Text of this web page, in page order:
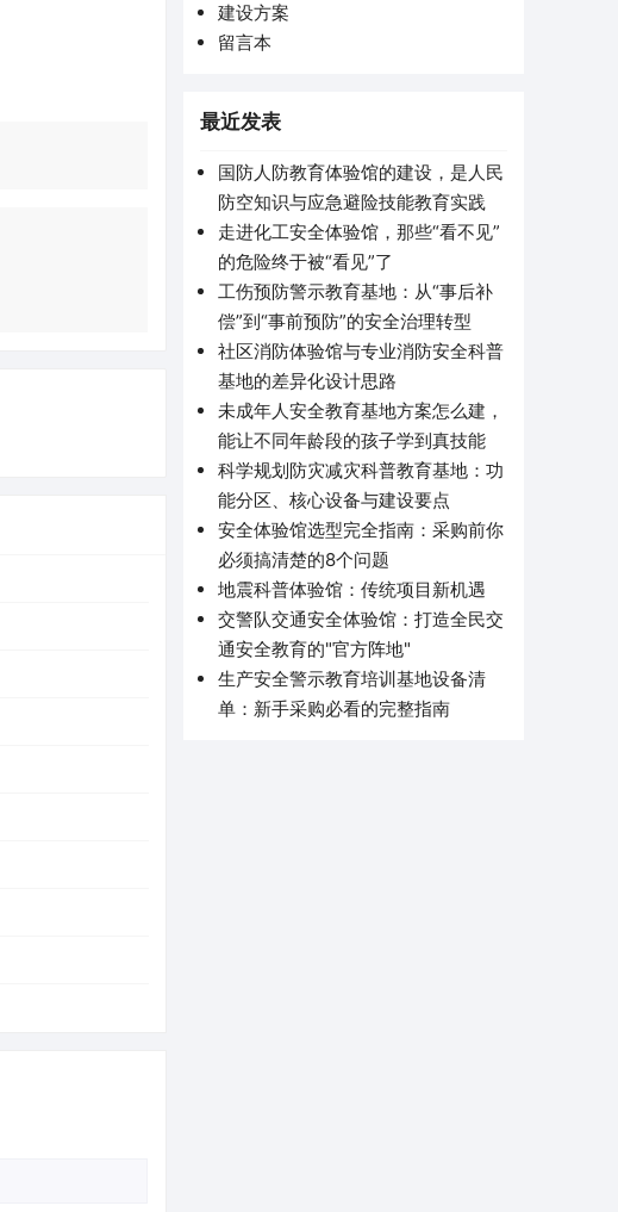
建设方案
留言本
最近发表
国防人防教育体验馆的建设，是人民
防空知识与应急避险技能教育实践
走进化工安全体验馆，那些“看不见”
的危险终于被“看见”了
工伤预防警示教育基地：从“事后补
偿”到“事前预防”的安全治理转型
社区消防体验馆与专业消防安全科普
基地的差异化设计思路
未成年人安全教育基地方案怎么建，
能让不同年龄段的孩子学到真技能
科学规划防灾减灾科普教育基地：功
能分区、核心设备与建设要点
安全体验馆选型完全指南：采购前你
必须搞清楚的8个问题
地震科普体验馆：传统项目新机遇
交警队交通安全体验馆：打造全民交
通安全教育的"官方阵地"
生产安全警示教育培训基地设备清
单：新手采购必看的完整指南